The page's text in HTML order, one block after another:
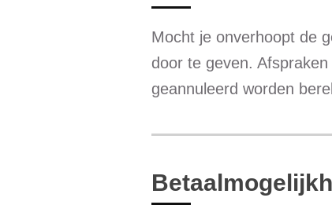
Mocht je onverhoopt de
door te geven.
geannuleerd worden